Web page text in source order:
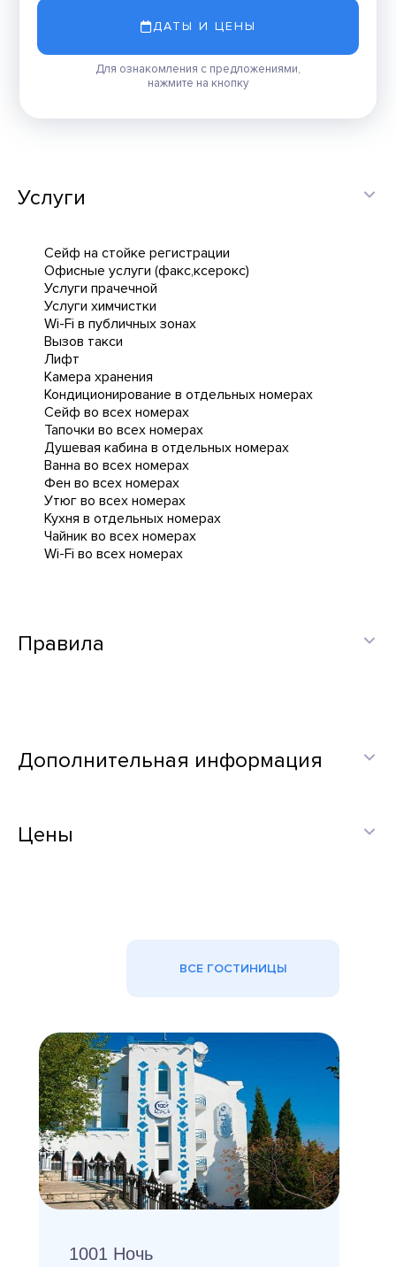
ДАТЫ И ЦЕНЫ
Для ознакомления с предложениями,
нажмите на кнопку
Услуги
Сейф на стойке регистрации
Офисные услуги (факс,ксерокс)
Услуги прачечной
Услуги химчистки
Wi-Fi в публичных зонах
Вызов такси
Лифт
Камера хранения
Кондиционирование в отдельных номерах
Сейф во всех номерах
Тапочки во всех номерах
Душевая кабина в отдельных номерах
Ванна во всех номерах
Фен во всех номерах
Утюг во всех номерах
Кухня в отдельных номерах
Чайник во всех номерах
Wi-Fi во всех номерах
Правила
Дополнительная информация
Цены
ВСЕ ГОСТИНИЦЫ
1001 Ночь